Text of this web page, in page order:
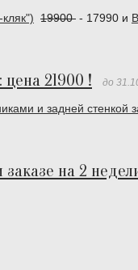
19900 - 17990 и
21900 ! до
и задней стенкой
на 2